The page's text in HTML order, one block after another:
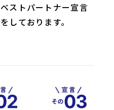
ベストパートナー宣言
をしております。